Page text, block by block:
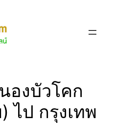
องบัวโคก
ไป กรุงเทพ